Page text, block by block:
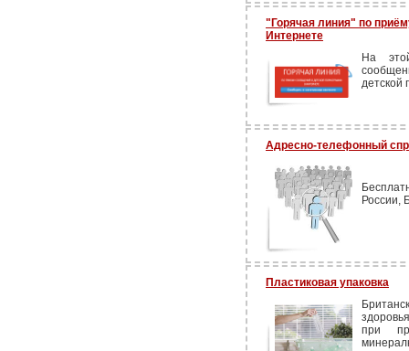
"Горячая линия" по
Интернете
На
детской
Адресно-телефонный
России,
Пластиковая упаковка
при